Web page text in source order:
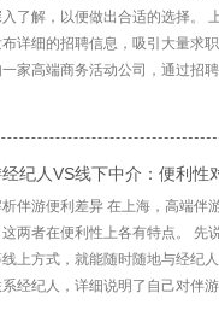
了解，以便做出合适的选择。
详细的招聘信息，吸引大量求
家高端商务活动公司，通过招
经纪人VS线下中介：便利性
伴游便利差异 在上海，高端伴
两者在便利性上各有特点。 先
上方式，就能随时随地与经纪
经纪人，详细说明了自己对伴